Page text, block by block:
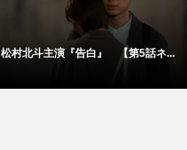
松村北斗主演『告白』 【第5話ネ...